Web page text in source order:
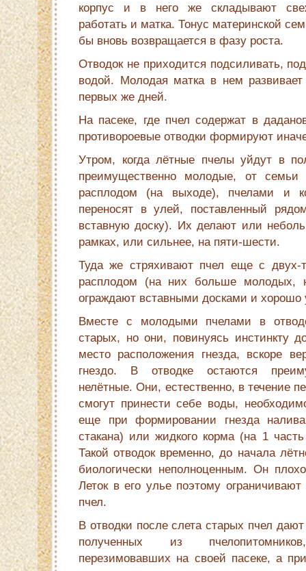
корпус и в него же складывают
работать и матка. Тонус материнской
бы вновь возвращается в фазу роста.
Отводок не приходится подсиливать,
водой. Молодая матка в нем
первых же дней.
На пасеке, где пчел содержат в
противороевые отводки формируют
Утром, когда лётные пчелы уйдут в
преимущественно молодые, от семьи
расплодом (на выходе), пчелами и
переносят в улей, поставленный
вставную доску). Их делают или
рамках, или сильнее, на пяти-шести.
Туда же стряхивают пчел еще с двух-
расплодом (на них больше молодых,
ограждают вставными досками и хорошо
Вместе с молодыми пчелами в
старых, но они, повинуясь инстинкту
место расположения гнезда, вскоре
гнездо. В отводке остаются
нелётные. Они, естественно, в течение
смогут принести себе воды,
еще при формировании гнезда
стакана) или жидкого корма (на 1
Такой отводок временно, до начала
биологически неполноценным. Он
Леток в его улье поэтому
пчел.
В отводки после слета старых пчел
полученных из
перезимовавших на своей пасеке, а